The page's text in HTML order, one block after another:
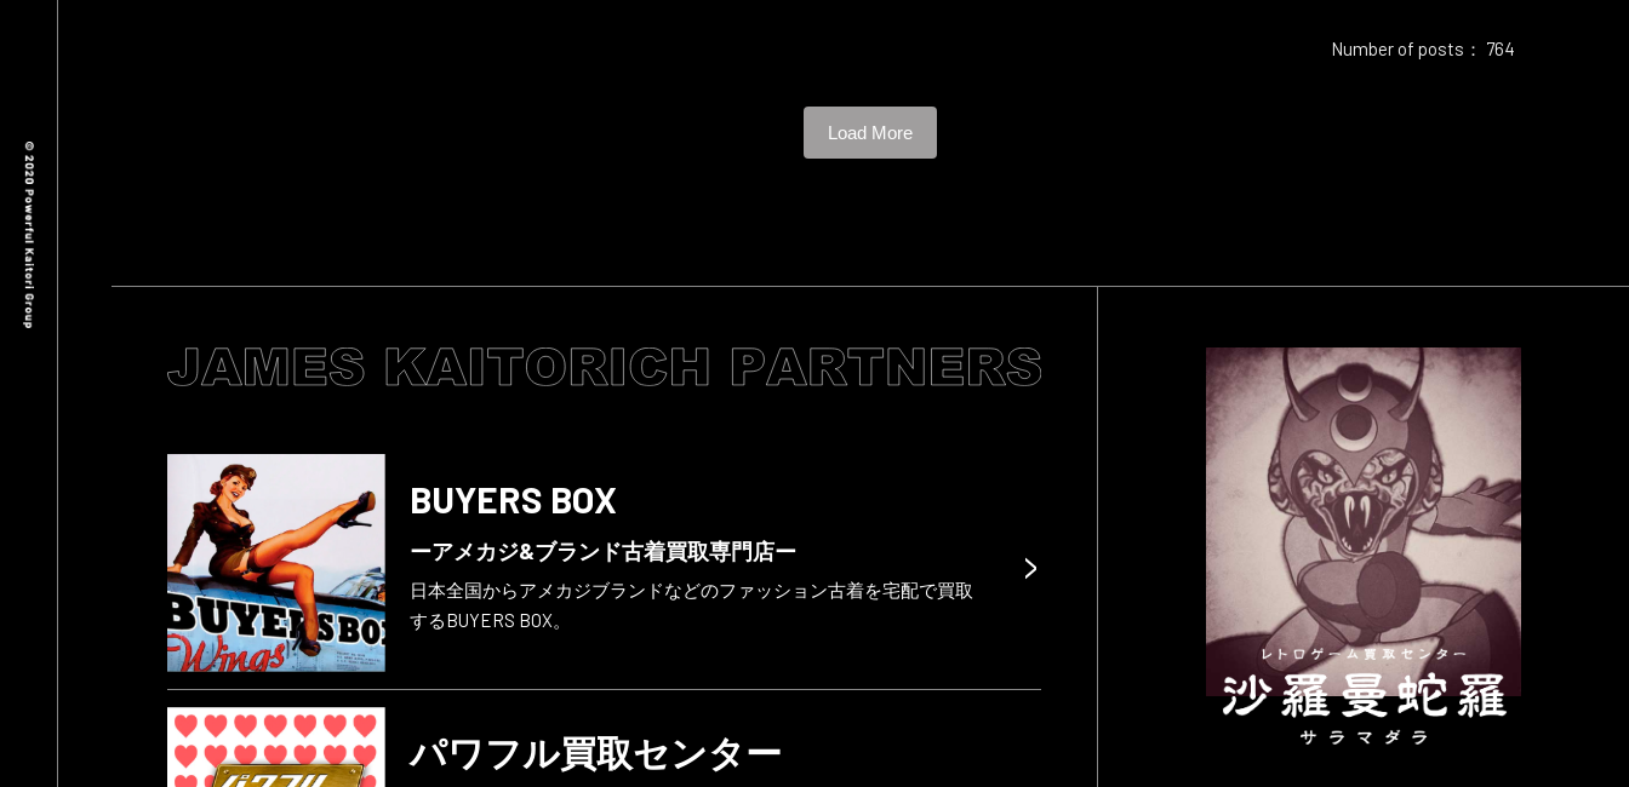
Number of posts： 764
Load More
>
BUYERS BOX
ーアメカジ&ブランド古着買取専門店ー
日本全国からアメカジブランドなどのファッション古着を宅配で買取
するBUYERS BOX。
パワフル買取センター